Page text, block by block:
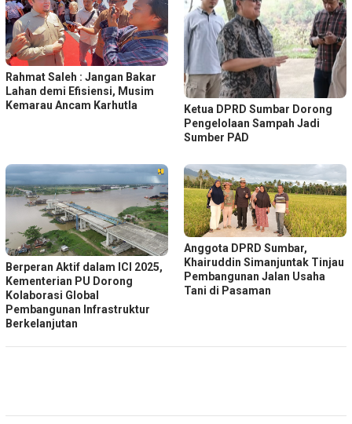
Rahmat Saleh : Jangan Bakar
Lahan demi Efisiensi, Musim
Kemarau Ancam Karhutla
Ketua DPRD Sumbar Dorong
Pengelolaan Sampah Jadi
Sumber PAD
Berperan Aktif dalam ICI 2025,
Kementerian PU Dorong
Kolaborasi Global
Pembangunan Infrastruktur
Berkelanjutan
Anggota DPRD Sumbar,
Khairuddin Simanjuntak Tinjau
Pembangunan Jalan Usaha
Tani di Pasaman